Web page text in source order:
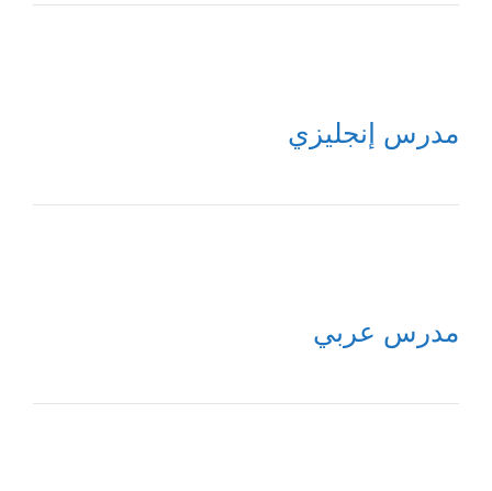
مدرس إنجليزي
مدرس عربي